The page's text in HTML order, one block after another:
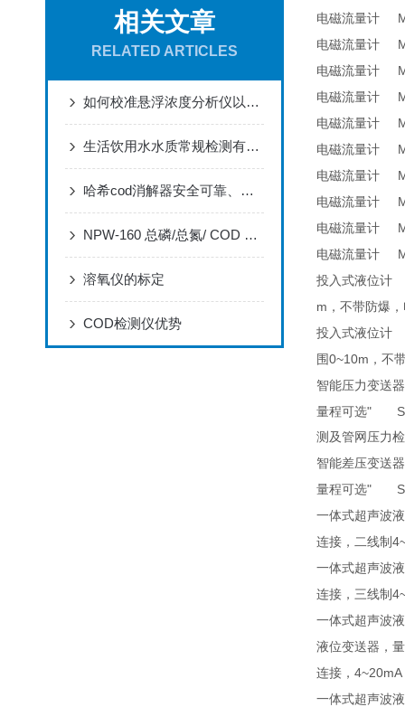
相关文章
RELATED ARTICLES
如何校准悬浮浓度分析仪以确保测量准确性？
生活饮用水水质常规检测有哪些方面
哈希cod消解器安全可靠、节省能耗
NPW-160 总磷/总氮/ COD 分析仪应用
溶氧仪的标定
COD检测仪优势
电磁流量计
电磁流量计
电磁流量计
电磁流量计
电磁流量计
电磁流量计
电磁流量计
电磁流量计
电磁流量计
电磁流量计
投入式液位计
m ，不带防爆
投入式液位计
围 0~10m ，不
智能压力变送器
量程可选"
测及管网压力
智能差压变送器
量程可选"
一体式超声波
连接，二线制
一体式超声波
连接，三线制
一体式超声波
液位变送器，
连接， 4~20mA
一体式超声波